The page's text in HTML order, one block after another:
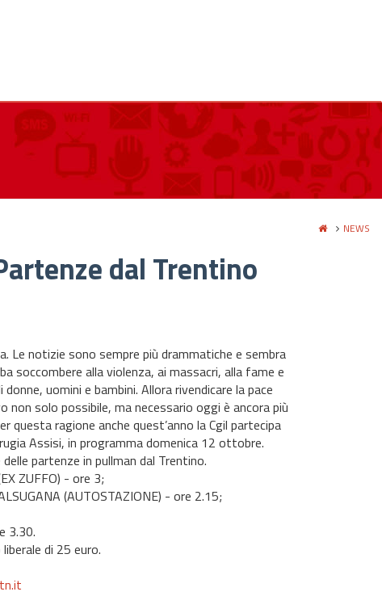
NEWS
dal Trentino
Le notizie sono sempre più drammatiche e sembra
soccombere alla violenza, ai massacri, alla fame e
donne, uomini e bambini. Allora rivendicare la pace
non solo possibile, ma necessario oggi è ancora più
questa ragione anche quest’anno la Cgil partecipa
Assisi, in programma domenica 12 ottobre.
partenze in pullman dal Trentino.
ZUFFO) - ore 3;
(AUTOSTAZIONE) - ore 2.15;
3.30.
di 25 euro.